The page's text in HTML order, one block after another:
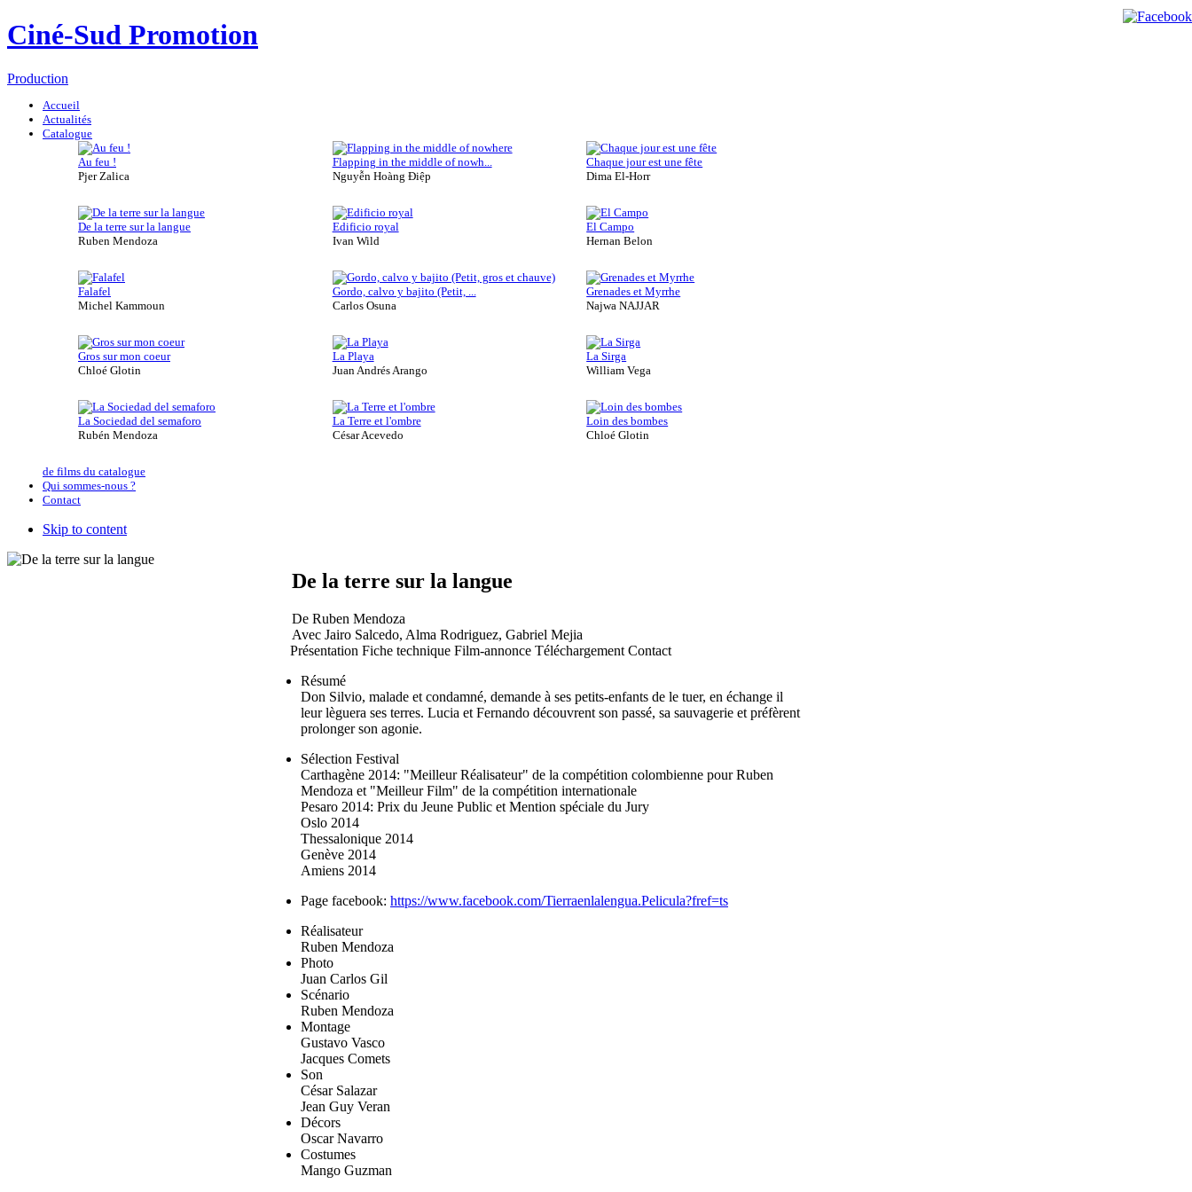
Ciné-Sud Promotion
Production
Accueil
Actualités
Catalogue
Au feu !
Pjer Zalica
Flapping in the middle of nowh...
Nguyễn Hoàng Điệp
Chaque jour est une fête
Dima El-Horr
De la terre sur la langue
Ruben Mendoza
Edificio royal
Ivan Wild
El Campo
Hernan Belon
Falafel
Michel Kammoun
Gordo, calvo y bajito (Petit, ...
Carlos Osuna
Grenades et Myrrhe
Najwa NAJJAR
Gros sur mon coeur
Chloé Glotin
La Playa
Juan Andrés Arango
La Sirga
William Vega
La Sociedad del semaforo
Rubén Mendoza
La Terre et l'ombre
César Acevedo
Loin des bombes
Chloé Glotin
de films du catalogue
Qui sommes-nous ?
Contact
Skip to content
De la terre sur la langue
De Ruben Mendoza
Avec Jairo Salcedo, Alma Rodriguez, Gabriel Mejia
Présentation Fiche technique Film-annonce Téléchargement Contact
Résumé
Don Silvio, malade et condamné, demande à ses petits-enfants de le tuer, en échange il
leur lèguera ses terres. Lucia et Fernando découvrent son passé, sa sauvagerie et préfèrent
prolonger son agonie.
Sélection Festival
Carthagène 2014: "Meilleur Réalisateur" de la compétition colombienne pour Ruben
Mendoza et "Meilleur Film" de la compétition internationale
Pesaro 2014: Prix du Jeune Public et Mention spéciale du Jury
Oslo 2014
Thessalonique 2014
Genève 2014
Amiens 2014
Page facebook: https://www.facebook.com/Tierraenlalengua.Pelicula?fref=ts
Réalisateur
Ruben Mendoza
Photo
Juan Carlos Gil
Scénario
Ruben Mendoza
Montage
Gustavo Vasco
Jacques Comets
Son
César Salazar
Jean Guy Veran
Décors
Oscar Navarro
Costumes
Mango Guzman